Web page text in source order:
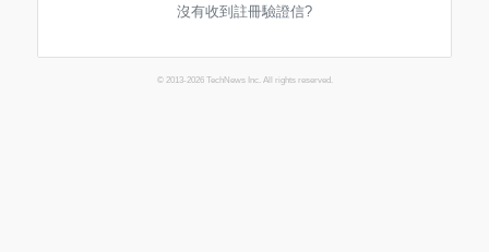
沒有收到註冊驗證信?
© 2013-2026 TechNews Inc. All rights reserved.